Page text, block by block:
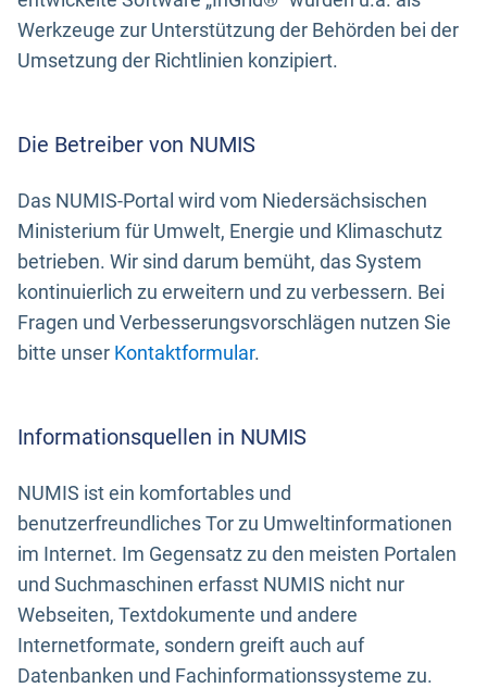
Werkzeuge zur Unterstützung der Behörden bei der
Umsetzung der Richtlinien konzipiert.
Die Betreiber von NUMIS
Das NUMIS-Portal wird vom Niedersächsischen
Ministerium für Umwelt, Energie und Klimaschutz
betrieben. Wir sind darum bemüht, das System
kontinuierlich zu erweitern und zu verbessern. Bei
Fragen und Verbesserungsvorschlägen nutzen Sie
bitte unser Kontaktformular.
Informationsquellen in NUMIS
NUMIS ist ein komfortables und
benutzerfreundliches Tor zu Umweltinformationen
im Internet. Im Gegensatz zu den meisten Portalen
und Suchmaschinen erfasst NUMIS nicht nur
Webseiten, Textdokumente und andere
Internetformate, sondern greift auch auf
Datenbanken und Fachinformationssysteme zu.